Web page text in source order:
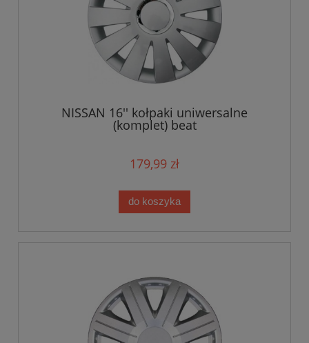
NISSAN 16'' kołpaki uniwersalne
(komplet) beat
179,99 zł
do koszyka